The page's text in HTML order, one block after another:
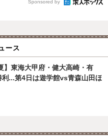
Sponsored by
ース
】東海大甲府・健大高崎・有
利...第4日は遊学館vs青森山田ほ